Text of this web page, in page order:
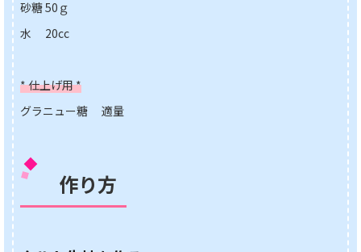
砂糖 50ｇ
水 20cc
* 仕上げ用 *
グラニュー糖 適量
作り方